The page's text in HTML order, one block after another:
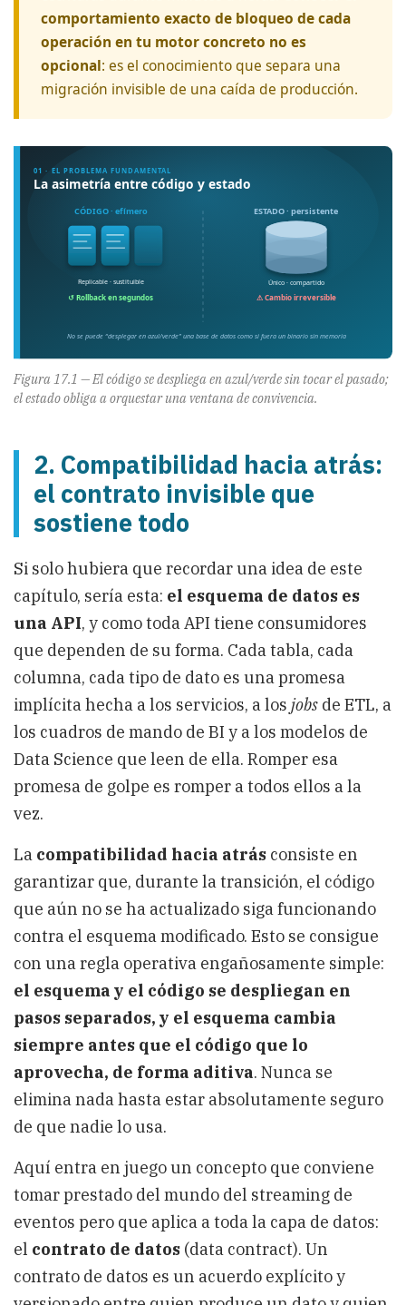
comportamiento exacto de bloqueo de cada
operación en tu motor concreto no es
opcional: es el conocimiento que separa una
migración invisible de una caída de producción.
Figura 17.1 — El código se despliega en azul/verde sin tocar el pasado;
el estado obliga a orquestar una ventana de convivencia.
2. Compatibilidad hacia atrás:
el contrato invisible que
sostiene todo
Si solo hubiera que recordar una idea de este
capítulo, sería esta: el esquema de datos es
una API, y como toda API tiene consumidores
que dependen de su forma. Cada tabla, cada
columna, cada tipo de dato es una promesa
implícita hecha a los servicios, a los jobs de ETL, a
los cuadros de mando de BI y a los modelos de
Data Science que leen de ella. Romper esa
promesa de golpe es romper a todos ellos a la
vez.
La compatibilidad hacia atrás consiste en
garantizar que, durante la transición, el código
que aún no se ha actualizado siga funcionando
contra el esquema modificado. Esto se consigue
con una regla operativa engañosamente simple:
el esquema y el código se despliegan en
pasos separados, y el esquema cambia
siempre antes que el código que lo
aprovecha, de forma aditiva. Nunca se
elimina nada hasta estar absolutamente seguro
de que nadie lo usa.
Aquí entra en juego un concepto que conviene
tomar prestado del mundo del streaming de
eventos pero que aplica a toda la capa de datos:
el contrato de datos (data contract). Un
contrato de datos es un acuerdo explícito y